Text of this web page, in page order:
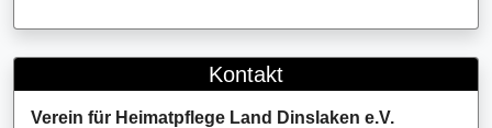
Kontakt
Verein für Heimatpflege Land Dinslaken e.V.